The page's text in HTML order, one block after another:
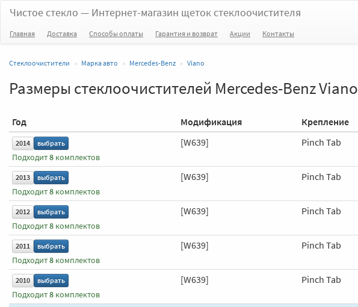
Чистое стекло — Интернет-магазин щеток стеклоочистителя
Главная Доставка Способы оплаты Гарантия и возврат Акции Контакты
Стеклоочистители Марка авто Mercedes-Benz Viano
Размеры стеклоочистителей Mercedes-Benz Viano
Год Модификация Крепление
2014 выбрать
Подходит8 комплектов
[W639] Pinch Tab
2013 выбрать
Подходит8 комплектов
[W639] Pinch Tab
2012 выбрать
Подходит8 комплектов
[W639] Pinch Tab
2011 выбрать
Подходит8 комплектов
[W639] Pinch Tab
2010 выбрать
Подходит8 комплектов
[W639] Pinch Tab